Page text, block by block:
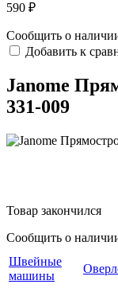
590 ₽
Сообщить о
Добавить к
Janome
331-009
Товар закончился
Сообщить о
Швейные
машины